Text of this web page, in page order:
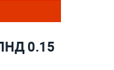
0.15